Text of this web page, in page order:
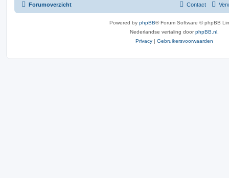
Forumoverzicht Contact
Powered by phpBB® Forum Software © phpBB
Nederlandse vertaling doorphpBB.nl.
Privacy| Gebruikersvoorwaarden